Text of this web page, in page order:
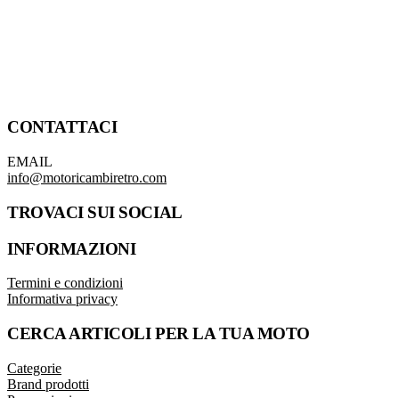
CONTATTACI
EMAIL
info@motoricambiretro.com
TROVACI SUI SOCIAL
INFORMAZIONI
Termini e condizioni
Informativa privacy
CERCA ARTICOLI PER LA TUA MOTO
Categorie
Brand prodotti